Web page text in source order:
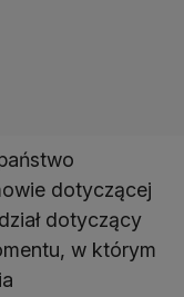
dotyczącej
dotyczący
w którym